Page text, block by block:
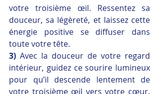
votre troisième œil. Ressentez sa
douceur, sa légèreté, et laissez cette
énergie positive se diffuser dans
toute votre tête.
3) Avec la douceur de votre regard
intérieur, guidez ce sourire lumineux
pour qu’il descende lentement de
votre troisième œil vers votre cœur.